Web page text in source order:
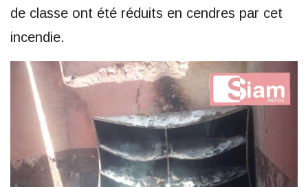
de classe ont été réduits en cendres par cet
incendie.